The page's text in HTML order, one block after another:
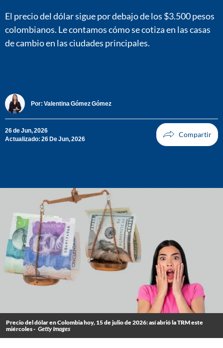
El precio del dólar sigue por debajo de los $3.500 pesos
colombianos. Le contamos cómo se cotiza en las casas
de cambio en las ciudades principales.
Por: Valentina Gómez Gómez
26 de Jun, 2026
Actualizado: 26 De Jun, 2026
Precio del dólar en Colombia hoy, 15 de julio de 2026: así abrió la TRM este
miércoles - Getty Images